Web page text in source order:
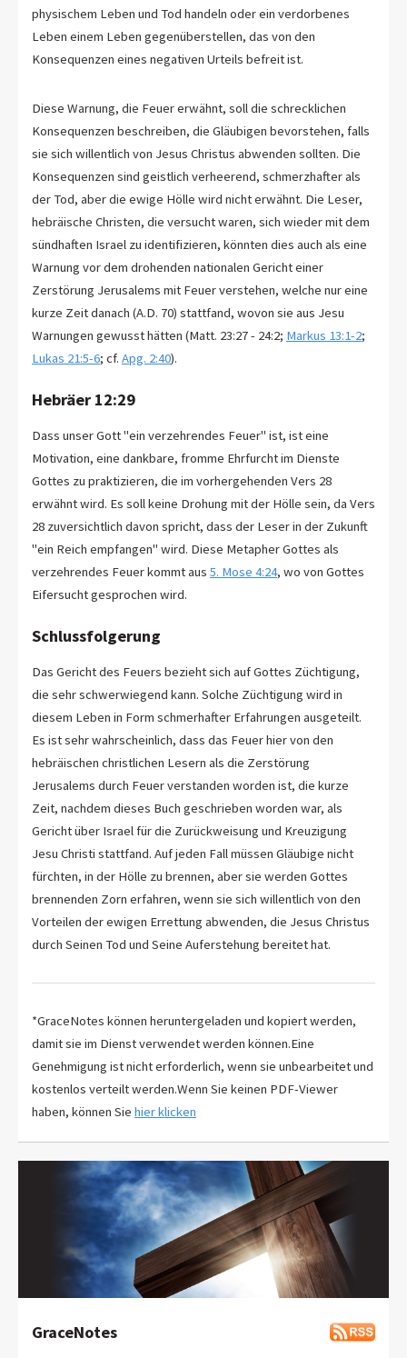
physischem Leben und Tod handeln oder ein verdorbenes
Leben einem Leben gegenüberstellen, das von den
Konsequenzen eines negativen Urteils befreit ist.
Diese Warnung, die Feuer erwähnt, soll die schrecklichen
Konsequenzen beschreiben, die Gläubigen bevorstehen, falls
sie sich willentlich von Jesus Christus abwenden sollten. Die
Konsequenzen sind geistlich verheerend, schmerzhafter als
der Tod, aber die ewige Hölle wird nicht erwähnt. Die Leser,
hebräische Christen, die versucht waren, sich wieder mit dem
sündhaften Israel zu identifizieren, könnten dies auch als eine
Warnung vor dem drohenden nationalen Gericht einer
Zerstörung Jerusalems mit Feuer verstehen, welche nur eine
kurze Zeit danach (A.D. 70) stattfand, wovon sie aus Jesu
Warnungen gewusst hätten (Matt. 23:27 - 24:2; Markus 13:1-2;
Lukas 21:5-6; cf. Apg. 2:40).
Hebräer 12:29
Dass unser Gott "ein verzehrendes Feuer" ist, ist eine
Motivation, eine dankbare, fromme Ehrfurcht im Dienste
Gottes zu praktizieren, die im vorhergehenden Vers 28
erwähnt wird. Es soll keine Drohung mit der Hölle sein, da Vers
28 zuversichtlich davon spricht, dass der Leser in der Zukunft
"ein Reich empfangen" wird. Diese Metapher Gottes als
verzehrendes Feuer kommt aus 5. Mose 4:24, wo von Gottes
Eifersucht gesprochen wird.
Schlussfolgerung
Das Gericht des Feuers bezieht sich auf Gottes Züchtigung,
die sehr schwerwiegend kann. Solche Züchtigung wird in
diesem Leben in Form schmerhafter Erfahrungen ausgeteilt.
Es ist sehr wahrscheinlich, dass das Feuer hier von den
hebräischen christlichen Lesern als die Zerstörung
Jerusalems durch Feuer verstanden worden ist, die kurze
Zeit, nachdem dieses Buch geschrieben worden war, als
Gericht über Israel für die Zurückweisung und Kreuzigung
Jesu Christi stattfand. Auf jeden Fall müssen Gläubige nicht
fürchten, in der Hölle zu brennen, aber sie werden Gottes
brennenden Zorn erfahren, wenn sie sich willentlich von den
Vorteilen der ewigen Errettung abwenden, die Jesus Christus
durch Seinen Tod und Seine Auferstehung bereitet hat.
*GraceNotes können heruntergeladen und kopiert werden,
damit sie im Dienst verwendet werden können.Eine
Genehmigung ist nicht erforderlich, wenn sie unbearbeitet und
kostenlos verteilt werden.Wenn Sie keinen PDF-Viewer
haben, können Sie hier klicken
GraceNotes